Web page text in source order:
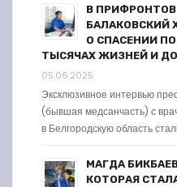
В
БАЛАКОВСКИЙ
О СПАСЕНИИ
ТЫСЯЧАХ ЖИЗНЕЙ И
05.06.2025
Эксклюзивное интервью
(бывшая медсанчасть) с
в Белгородскую область
МАГДА
КОТОРАЯ